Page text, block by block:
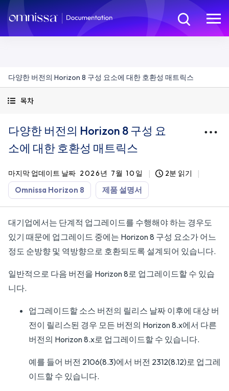
다양한 버전의 Horizon 8 구성 요소에 대한 호환성 매트릭스
목차
다양한 버전의 Horizon 8 구성 요
소에 대한 호환성 매트릭스
마지막 업데이트 날짜 2026년 7월 10일 2분 읽기
Omnissa Horizon 8 제품 설명서
대기업에서는 단계적 업그레이드를 수행해야 하는 경우도
있기 때문에 업그레이드 중에는 Horizon 8 구성 요소가 어느
정도 순방향 및 역방향으로 호환되도록 설계되어 있습니다.
일반적으로 다음 버전을 Horizon 8로 업그레이드할 수 있습
니다.
업그레이드할 소스 버전의 릴리스 날짜 이후에 대상 버
전이 릴리스된 경우 모든 버전의 Horizon 8.x에서 다른
버전의 Horizon 8.x로 업그레이드할 수 있습니다.
예를 들어 버전 2106(8.3)에서 버전 2312(8.12)로 업그레
이드할 수 있습니다.